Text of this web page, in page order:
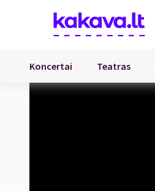
Koncertai Teatras